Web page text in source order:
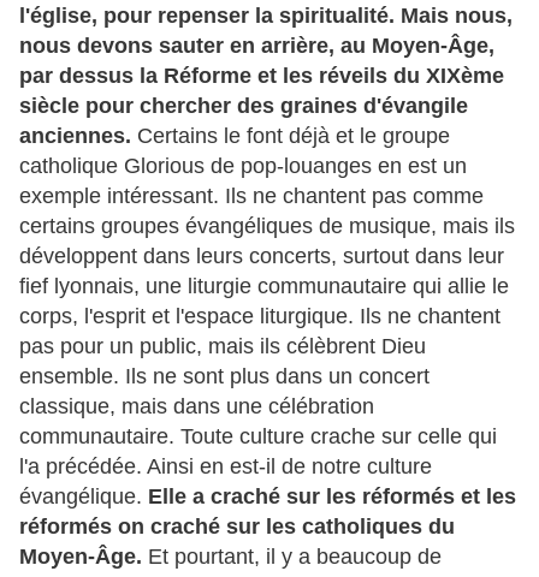
l'église, pour repenser la spiritualité. Mais nous,
nous devons sauter en arrière, au Moyen-Âge,
par dessus la Réforme et les réveils du XIXème
siècle pour chercher des graines d'évangile
anciennes. Certains le font déjà et le groupe
catholique Glorious de pop-louanges en est un
exemple intéressant. Ils ne chantent pas comme
certains groupes évangéliques de musique, mais ils
développent dans leurs concerts, surtout dans leur
fief lyonnais, une liturgie communautaire qui allie le
corps, l'esprit et l'espace liturgique. Ils ne chantent
pas pour un public, mais ils célèbrent Dieu
ensemble. Ils ne sont plus dans un concert
classique, mais dans une célébration
communautaire. Toute culture crache sur celle qui
l'a précédée. Ainsi en est-il de notre culture
évangélique. Elle a craché sur les réformés et les
réformés on craché sur les catholiques du
Moyen-Âge. Et pourtant, il y a beaucoup de